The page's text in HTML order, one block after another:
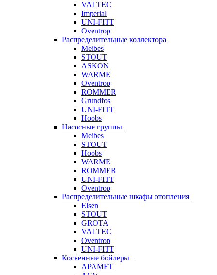
VALTEC
Imperial
UNI-FITT
Oventrop
Распределительные коллектора
Meibes
STOUT
ASKON
WARME
Oventrop
ROMMER
Grundfos
UNI-FITT
Hoobs
Насосные группы
Meibes
STOUT
Hoobs
WARME
ROMMER
UNI-FITT
Oventrop
Распределительные шкафы отопления
Elsen
STOUT
GROTA
VALTEC
Oventrop
UNI-FITT
Косвенные бойлеры
APAMET